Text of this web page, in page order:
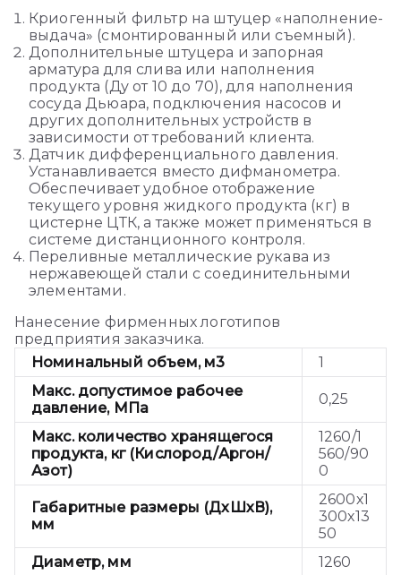
Криогенный фильтр на штуцер «наполнение-
выдача» (смонтированный или съемный).
Дополнительные штуцера и запорная
арматура для слива или наполнения
продукта (Ду от 10 до 70), для наполнения
сосуда Дьюара, подключения насосов и
других дополнительных устройств в
зависимости от требований клиента.
Датчик дифференциального давления.
Устанавливается вместо дифманометра.
Обеспечивает удобное отображение
текущего уровня жидкого продукта (кг) в
цистерне ЦТК, а также может применяться в
системе дистанционного контроля.
Переливные металлические рукава из
нержавеющей стали с соединительными
элементами.
Нанесение фирменных логотипов
предприятия заказчика.
Номинальный объем, м3
1
Макс. допустимое рабочее
давление, МПа
0,25
Макс. количество хранящегося
продукта, кг (Кислород/Аргон/
Азот)
1260/1
560/90
0
Габаритные размеры (ДхШхВ),
мм
2600х1
300х13
50
Диаметр, мм
1260